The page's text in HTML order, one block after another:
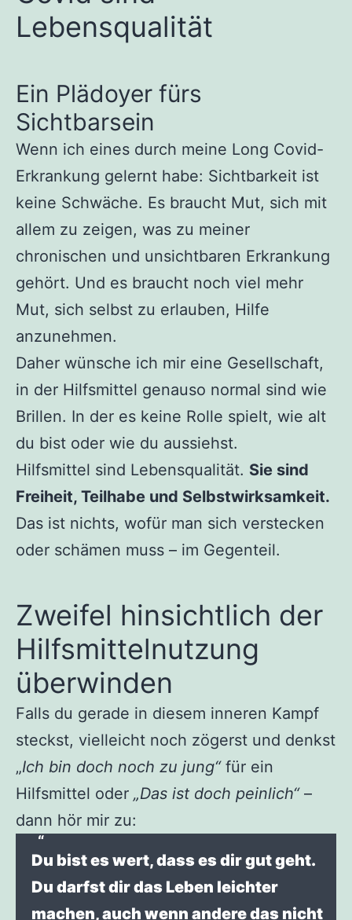
Lebensqualität
Ein Plädoyer fürs
Sichtbarsein
Wenn ich eines durch meine Long Covid-
Erkrankung gelernt habe: Sichtbarkeit ist
keine Schwäche. Es braucht Mut, sich mit
allem zu zeigen, was zu meiner
chronischen und unsichtbaren Erkrankung
gehört. Und es braucht noch viel mehr
Mut, sich selbst zu erlauben, Hilfe
anzunehmen.
Daher wünsche ich mir eine Gesellschaft,
in der Hilfsmittel genauso normal sind wie
Brillen. In der es keine Rolle spielt, wie alt
du bist oder wie du aussiehst.
Hilfsmittel sind Lebensqualität. Sie sind
Freiheit, Teilhabe und Selbstwirksamkeit.
Das ist nichts, wofür man sich verstecken
oder schämen muss – im Gegenteil.
Zweifel hinsichtlich der
Hilfsmittelnutzung
überwinden
Falls du gerade in diesem inneren Kampf
steckst, vielleicht noch zögerst und denkst
„Ich bin doch noch zu jung“für ein
Hilfsmittel oder „Das ist doch peinlich“–
dann hör mir zu:
Du bist es wert, dass es dir gut geht.
Du darfst dir das Leben leichter
machen, auch wenn andere das nicht